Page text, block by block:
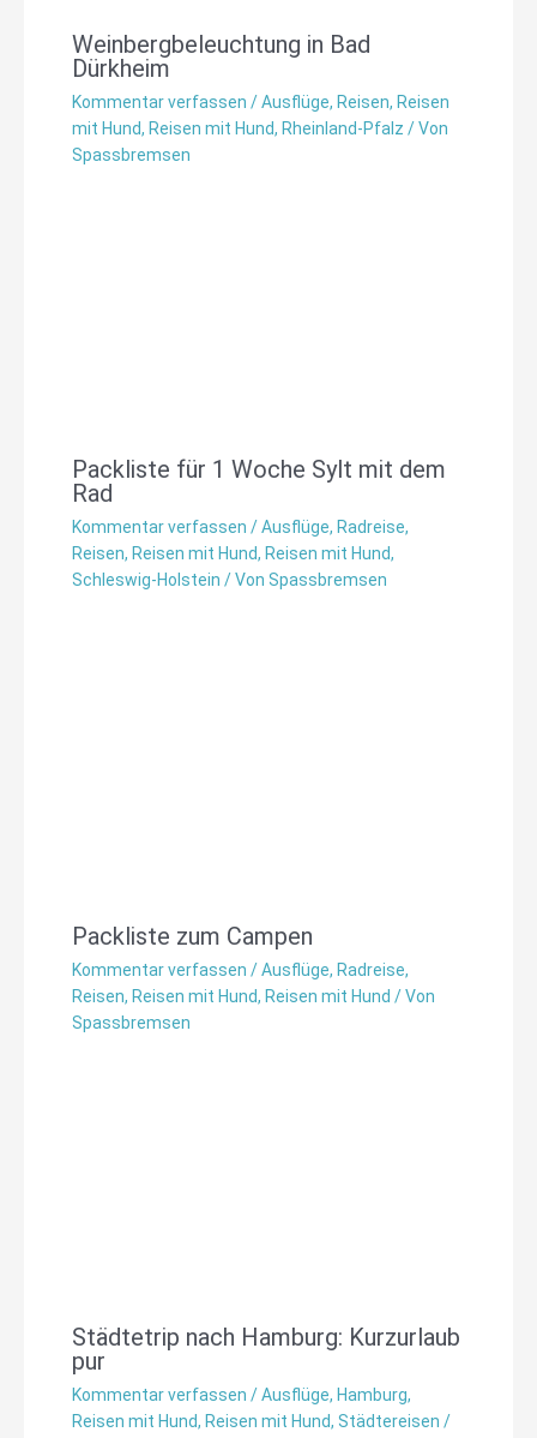
Weinbergbeleuchtung in Bad
Dürkheim
Kommentar verfassen /Ausflüge, Reisen, Reisen
mit Hund, Reisen mit Hund, Rheinland-Pfalz / Von
Spassbremsen
Packliste für 1 Woche Sylt mit dem
Rad
Kommentar verfassen /Ausflüge, Radreise,
Reisen, Reisen mit Hund, Reisen mit Hund,
Schleswig-Holstein / Von Spassbremsen
Packliste zum Campen
Kommentar verfassen /Ausflüge, Radreise,
Reisen, Reisen mit Hund, Reisen mit Hund / Von
Spassbremsen
Städtetrip nach Hamburg: Kurzurlaub
pur
Kommentar verfassen /Ausflüge, Hamburg,
Reisen mit Hund, Reisen mit Hund, Städtereisen /